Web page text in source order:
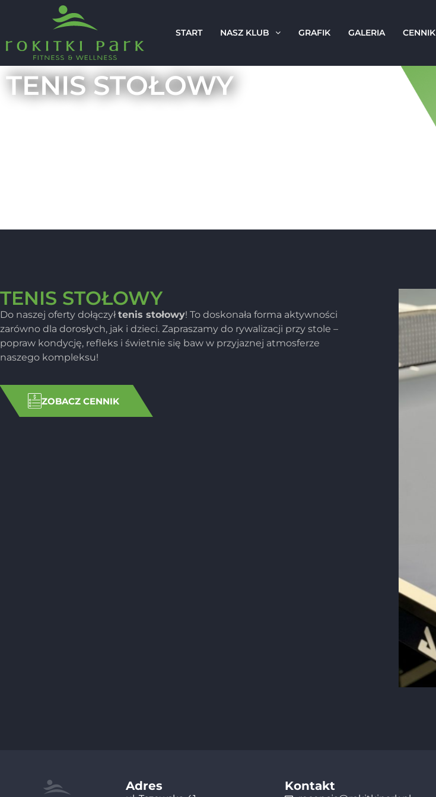
START NASZ KLUB GRAFIK GALERIA CENNIK
TENIS STOŁOWY
TENIS STOŁOWY
Do naszej oferty dołączyłtenis stołowy! To doskonała forma aktywności
zarówno dla dorosłych, jak i dzieci. Zapraszamy do rywalizacji przy stole –
popraw kondycję, refleks i świetnie się baw w przyjaznej atmosferze
naszego kompleksu!
ZOBACZ CENNIK
Adres Kontakt